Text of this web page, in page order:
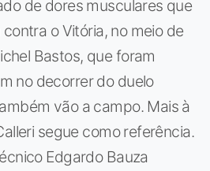
de dores musculares que
o Vitória, no meio de
Bastos, que foram
no decorrer do duelo
vão a campo. Mais à
segue como referência.
Edgardo Bauza